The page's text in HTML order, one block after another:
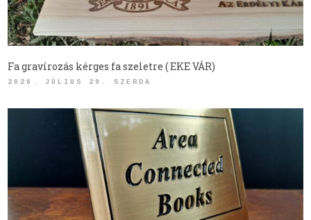
Fa gravírozás kérges fa szeletre ( EKE VÁR)
2026. JÚLIUS 29. SZERDA